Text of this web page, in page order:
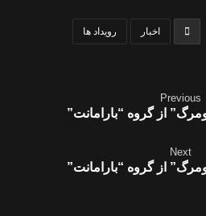
اخبار رویداد ها
Previous
از گروه “بارامانت”
Next
از گروه “بارامانت”